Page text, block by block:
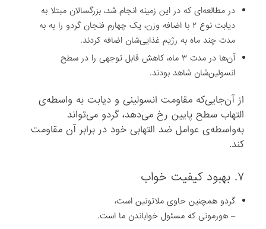
در مطالعه‌ای که در این زمینه انجام شد، بزرگسالان مبتلا به
دیابت نوع ۲ با اضافه وزن، یک چهارم فنجان گردو را به به
مدت چند ماه به رژیم غذایی‌شان اضافه کردند.
آن‌ها در مدت ۳ ماه، کاهش قابل توجهی را در سطح
انسولین‌شان شاهد بودند.
از آن‌جایی‌که مقاومت انسولینی و دیابت به واسطه‌ی
التهاب سطح پایین رخ می‌دهد، گردو می‌تواند
به‌واسطه‌ی عوامل ضد التهابی خود در برابر آن مقاومت
کند.
۷. بهبود کیفیت خواب
گردو همچنین حاوی ملاتونین است،
– هورمونی که مسئول خواباندن ما است.